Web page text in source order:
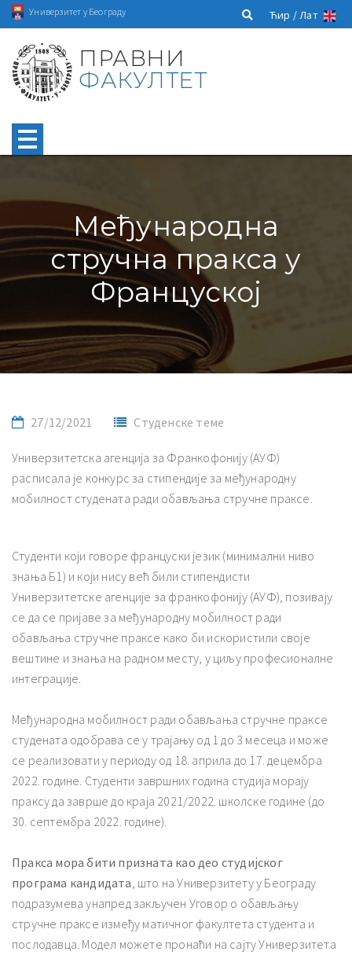
Универзитет у Београду Ћир /Лат
ПРАВНИ
ФАКУЛТЕТ
Међународна
стручна пракса у
Француској
27/12/2021 Студенске теме
Универзитетска агенција за Франкофонију (АУФ)
расписала је конкурс за стипендије за међународну
мобилност студената ради обављања стручне праксе.
Студенти који говоре француски језик (минимални ниво
знања Б1) и који нису већ били стипендисти
Универзитетске агенције за франкофонију (АУФ), позивају
се да се пријаве за међународну мобилност ради
обављања стручне праксе како би искористили своје
вештине и знања на радном месту, у циљу професионалне
интеграције.
Међународна мобилност ради обављања стручне праксе
студената одобрава се у трајању од 1 до 3 месеца и може
се реализовати у периоду од 18. априла до 17. децембра
2022. године. Студенти завршних година студија морају
праксу да заврше до краја 2021/2022. школске године (до
30. септембра 2022. године).
Пракса мора бити призната као део студијског
програма кандидата , што на Универзитету у Београду
подразумева унапред закључен Уговор о обављању
стручне праксе између матичног факултета студента и
послодавца. Модел можете пронаћи на сајту Универзитета